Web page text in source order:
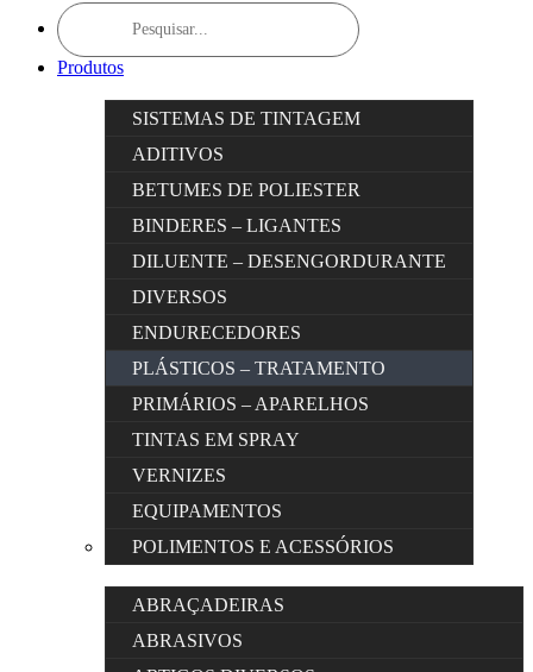
Products
search
Produtos
SISTEMAS DE TINTAGEM
ADITIVOS
BETUMES DE POLIESTER
BINDERES – LIGANTES
DILUENTE – DESENGORDURANTE
DIVERSOS
ENDURECEDORES
PLÁSTICOS – TRATAMENTO
PRIMÁRIOS – APARELHOS
TINTAS EM SPRAY
VERNIZES
EQUIPAMENTOS
POLIMENTOS E ACESSÓRIOS
ABRAÇADEIRAS
ABRASIVOS